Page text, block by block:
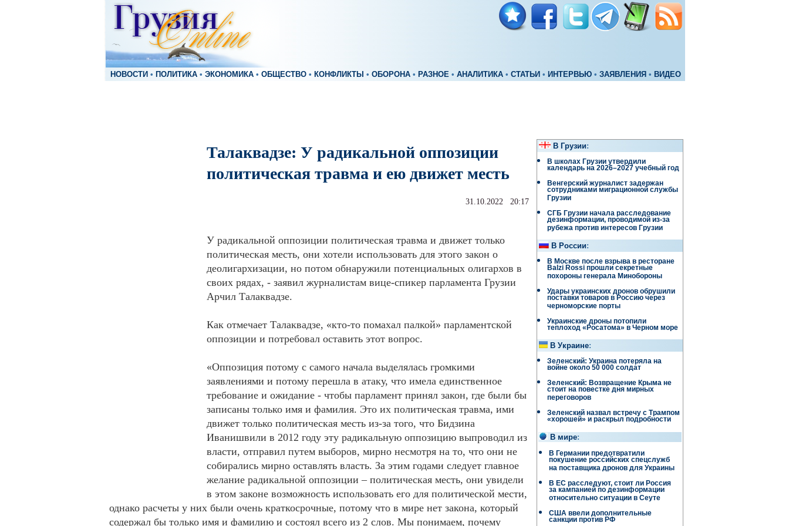
НОВОСТИ • ПОЛИТИКА • ЭКОНОМИКА • ОБЩЕСТВО • КОНФЛИКТЫ • ОБОРОНА • РАЗНОЕ • АНАЛИТИКА • СТАТЬИ • ИНТЕРВЬЮ • ЗАЯВЛЕНИЯ • ВИДЕО
Талаквадзе: У радикальной оппозиции
политическая травма и ею движет месть
31.10.2022 20:17
У радикальной оппозиции политическая травма и движет только
политическая месть, они хотели использовать для этого закон о
деолигархизации, но потом обнаружили потенциальных олигархов в
своих рядах, - заявил журналистам вице-спикер парламента Грузии
Арчил Талаквадзе.
Как отмечает Талаквадзе, «кто-то помахал палкой» парламентской
оппозиции и потребовал оставить этот вопрос.
«Оппозиция потому с самого начала выделялась громкими
заявлениями и потому перешла в атаку, что имела единственное
требование и ожидание - чтобы парламент принял закон, где были бы
записаны только имя и фамилия. Это их политическая травма, ими
движет только политическая месть из-за того, что Бидзина
Иванишвили в 2012 году эту радикальную оппозицию выпроводил из
власти, отправил путем выборов, мирно несмотря на то, что они не
собирались мирно оставлять власть. За этим годами следует главное
желание радикальной оппозиции – политическая месть, они увидели
в этом законе возможность использовать его для политической мести,
однако расчеты у них были очень краткосрочные, потому что в мире нет закона, который
содержал бы только имя и фамилию и состоял всего из 2 слов. Мы понимаем, почему
В Грузии:
В школах Грузии утвердили
календарь на 2026–2027 учебный год
Венгерский журналист задержан
сотрудниками миграционной службы
Грузии
СГБ Грузии начала расследование
дезинформации, проводимой из-за
рубежа против интересов Грузии
В России:
В Москве после взрыва в ресторане
Balzi Rossi прошли секретные
похороны генерала Минобороны
Удары украинских дронов обрушили
поставки товаров в Россию через
черноморские порты
Украинские дроны потопили
теплоход «Росатома» в Черном море
В Украине:
Зеленский: Украина потеряла на
войне около 50 000 солдат
Зеленский: Возвращение Крыма не
стоит на повестке дня мирных
переговоров
Зеленский назвал встречу с Трампом
«хорошей» и раскрыл подробности
В мире:
В Германии предотвратили
покушение российских спецслужб
на поставщика дронов для Украины
В ЕС расследуют, стоит ли Россия
за кампанией по дезинформации
относительно ситуации в Сеуте
США ввели дополнительные
санкции против РФ